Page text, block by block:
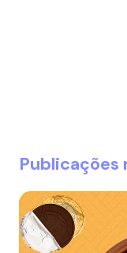
Publicações